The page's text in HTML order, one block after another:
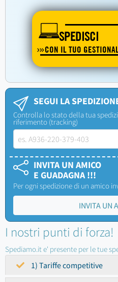
SPEDISCI
CON IL TUO
SEGUI LA
Controlla lo stato della tua
riferimento (tracking)
INVITA UN AMICO
E GUADAGNA !!!
Per ogni spedizione di un amico
INVITA UN
I nostri punti di forza!
Spediamo.it e' presente per le tue
1) Tariffe competitive